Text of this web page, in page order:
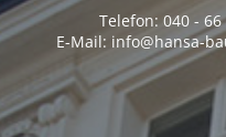
Telefon: 040 - 66
E-Mail: info@hansa-